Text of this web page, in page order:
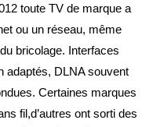
toute TV de marque a
ou un réseau, même
bricolage. Interfaces
adaptés, DLNA souvent
Certaines marques
fil,d’autres ont sorti des